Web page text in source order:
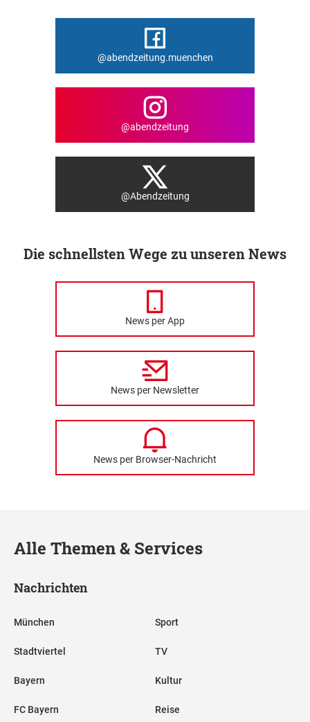
@abendzeitung.muenchen
@abendzeitung
@Abendzeitung
Die schnellsten Wege zu unseren News
News per App
News per Newsletter
News per Browser-Nachricht
Alle Themen & Services
Nachrichten
München
Stadtviertel
Bayern
FC Bayern
Sport
TV
Kultur
Reise